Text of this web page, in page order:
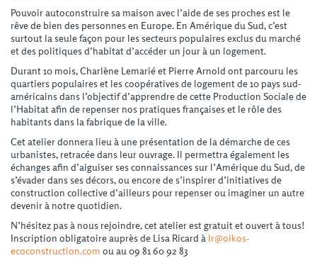
Pouvoir autoconstruire sa maison avec l’aide de ses proches est le
rêve de bien des personnes en Europe. En Amérique du Sud, c’est
surtout la seule façon pour les secteurs populaires exclus du marché
et des politiques d’habitat d’accéder un jour à un logement.
Durant 10 mois, Charlène Lemarié et Pierre Arnold ont parcouru les
quartiers populaires et les coopératives de logement de 10 pays sud-
américains dans l’objectif d’apprendre de cette Production Sociale de
l’Habitat afin de repenser nos pratiques françaises et le rôle des
habitants dans la fabrique de la ville.
Cet atelier donnera lieu à une présentation de la démarche de ces
urbanistes, retracée dans leur ouvrage. Il permettra également les
échanges afin d’aiguiser ses connaissances sur l’Amérique du Sud, de
s’évader dans ses décors, ou encore de s’inspirer d’initiatives de
construction collective d’ailleurs pour repenser ou imaginer un autre
devenir à notre quotidien.
N’hésitez pas à nous rejoindre, cet atelier est gratuit et ouvert à tous!
Inscription obligatoire auprès de Lisa Ricard à lr@oikos-
ecoconstruction.com ou au 09 81 60 92 83